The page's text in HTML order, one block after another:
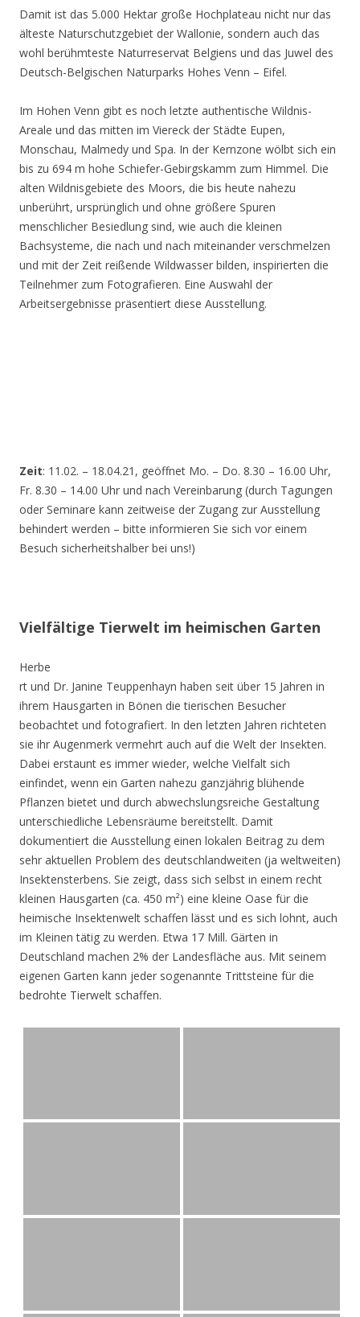
Damit ist das 5.000 Hektar große Hochplateau nicht nur das
älteste Naturschutzgebiet der Wallonie, sondern auch das
wohl berühmteste Naturreservat Belgiens und das Juwel des
Deutsch-Belgischen Naturparks Hohes Venn – Eifel.
Im Hohen Venn gibt es noch letzte authentische Wildnis-
Areale und das mitten im Viereck der Städte Eupen,
Monschau, Malmedy und Spa. In der Kernzone wölbt sich ein
bis zu 694 m hohe Schiefer-Gebirgskamm zum Himmel. Die
alten Wildnisgebiete des Moors, die bis heute nahezu
unberührt, ursprünglich und ohne größere Spuren
menschlicher Besiedlung sind, wie auch die kleinen
Bachsysteme, die nach und nach miteinander verschmelzen
und mit der Zeit reißende Wildwasser bilden, inspirierten die
Teilnehmer zum Fotografieren. Eine Auswahl der
Arbeitsergebnisse präsentiert diese Ausstellung.
Zeit: 11.02. – 18.04.21, geöffnet Mo. – Do. 8.30 – 16.00 Uhr,
Fr. 8.30 – 14.00 Uhr und nach Vereinbarung (durch Tagungen
oder Seminare kann zeitweise der Zugang zur Ausstellung
behindert werden – bitte informieren Sie sich vor einem
Besuch sicherheitshalber bei uns!)
Vielfältige Tierwelt im heimischen Garten
Herbe
rt und Dr. Janine Teuppenhayn haben seit über 15 Jahren in
ihrem Hausgarten in Bönen die tierischen Besucher
beobachtet und fotografiert. In den letzten Jahren richteten
sie ihr Augenmerk vermehrt auch auf die Welt der Insekten.
Dabei erstaunt es immer wieder, welche Vielfalt sich
einfindet, wenn ein Garten nahezu ganzjährig blühende
Pflanzen bietet und durch abwechslungsreiche Gestaltung
unterschiedliche Lebensräume bereitstellt. Damit
dokumentiert die Ausstellung einen lokalen Beitrag zu dem
sehr aktuellen Problem des deutschlandweiten (ja weltweiten)
Insektensterbens. Sie zeigt, dass sich selbst in einem recht
kleinen Hausgarten (ca. 450 m²) eine kleine Oase für die
heimische Insektenwelt schaffen lässt und es sich lohnt, auch
im Kleinen tätig zu werden. Etwa 17 Mill. Gärten in
Deutschland machen 2% der Landesfläche aus. Mit seinem
eigenen Garten kann jeder sogenannte Trittsteine für die
bedrohte Tierwelt schaffen.